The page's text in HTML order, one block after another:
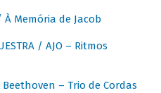
À Memória de Jacob
/ AJO – Ritmos
Beethoven – Trio de Cordas